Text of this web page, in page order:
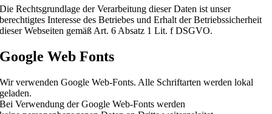
Die Rechtsgrundlage der Verarbeitung dieser Daten ist unser
berechtigtes Interesse des Betriebes und Erhalt der Betriebssicherheit
dieser Webseiten gemäß Art. 6 Absatz 1 Lit. f DSGVO.
Google Web Fonts
Wir verwenden Google Web-Fonts. Alle Schriftarten werden lokal
geladen.
Bei Verwendung der Google Web-Fonts werden